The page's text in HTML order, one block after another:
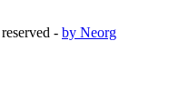
- by Neorg